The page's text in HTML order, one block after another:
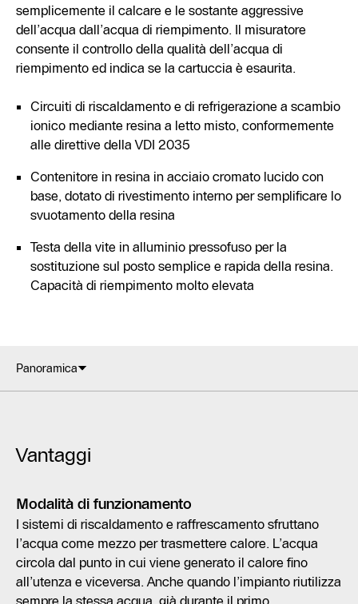
semplicemente il calcare e le sostante aggressive
dell’acqua dall’acqua di riempimento. Il misuratore
consente il controllo della qualità dell’acqua di
riempimento ed indica se la cartuccia è esaurita.
Circuiti di riscaldamento e di refrigerazione a scambio
ionico mediante resina a letto misto, conformemente
alle direttive della VDI 2035
Contenitore in resina in acciaio cromato lucido con
base, dotato di rivestimento interno per semplificare lo
svuotamento della resina
Testa della vite in alluminio pressofuso per la
sostituzione sul posto semplice e rapida della resina.
Capacità di riempimento molto elevata
Panoramica
Vantaggi
Modalità di funzionamento
I sistemi di riscaldamento e raffrescamento sfruttano
l’acqua come mezzo per trasmettere calore. L’acqua
circola dal punto in cui viene generato il calore fino
all’utenza e viceversa. Anche quando l’impianto riutilizza
sempre la stessa acqua, già durante il primo